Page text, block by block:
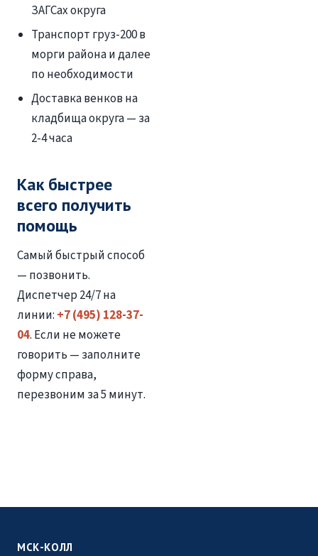
ЗАГСах округа
Транспорт груз-200 в
морги района и далее
по необходимости
Доставка венков на
кладбища округа — за
2-4 часа
Как быстрее
всего получить
помощь
Самый быстрый способ
— позвонить.
Диспетчер 24/7 на
линии: +7 (495) 128-37-
04. Если не можете
говорить — заполните
форму справа,
перезвоним за 5 минут.
МСК-КОЛЛ